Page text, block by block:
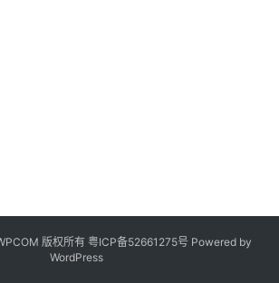
版权所有 粤ICP备52661275号 Powered by
WordPress